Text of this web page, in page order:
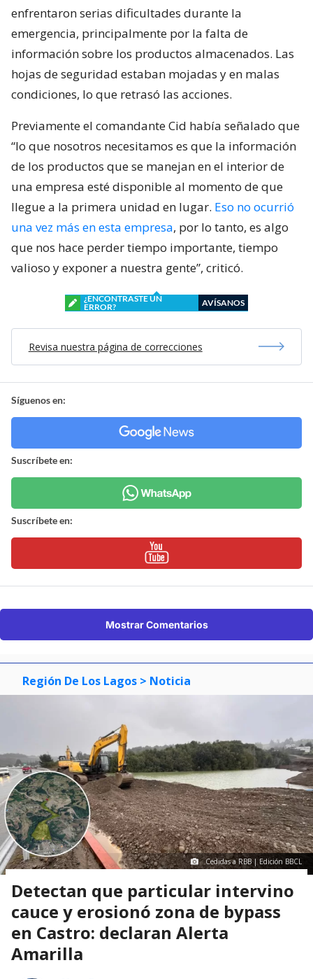
enfrentaron serias dificultades durante la
emergencia, principalmente por la falta de
información sobre los productos almacenados. Las
hojas de seguridad estaban mojadas y en malas
condiciones, lo que retrasó las acciones.
Previamente el comandante Cid había señalado que
“lo que nosotros necesitamos es que la información
de los productos que se manejan en el interior de
una empresa esté disponible al momento de que
llegue a la primera unidad en lugar. Eso no ocurrió
una vez más en esta empresa, por lo tanto, es algo
que nos hace perder tiempo importante, tiempo
valioso y exponer a nuestra gente”, criticó.
¿ENCONTRASTE UN
ERROR?
AVÍSANOS
Revisa nuestra página de correcciones
Síguenos en:
Suscríbete en:
Suscríbete en:
Mostrar Comentarios
Región De Los Lagos > Noticia
Cedidas a RBB | Edición BBCL
Detectan que particular intervino
cauce y erosionó zona de bypass
en Castro: declaran Alerta
Amarilla